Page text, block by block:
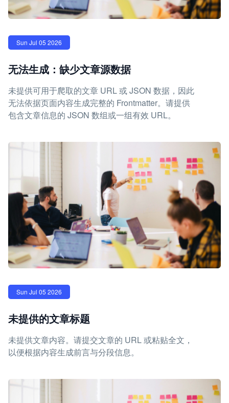
Sun Jul 05 2026
无法生成：缺少文章源数据
未提供可用于爬取的文章 URL 或 JSON 数据，因此
无法依据页面内容生成完整的 Frontmatter。请提供
包含文章信息的 JSON 数组或一组有效 URL。
Sun Jul 05 2026
未提供的文章标题
未提供文章内容。请提交文章的 URL 或粘贴全文，
以便根据内容生成前言与分段信息。